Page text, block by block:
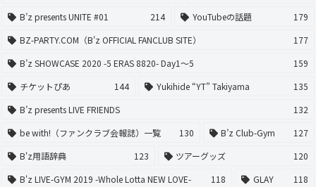
B’z presents UNITE #01
214 YouTubeの話題
179
BZ-PARTY.COM（B'z OFFICIAL FANCLUB SITE）
177
B’z SHOWCASE 2020 -5 ERAS 8820- Day1〜5
159
チケットぴあ
144 Yukihide “YT” Takiyama
135
B’z presents LIVE FRIENDS
132
be with!（ファンクラブ会報誌）一覧
130 B’z Club-Gym
127
B'z用語辞典
123 ツアーグッズ
120
B'z LIVE-GYM 2019 -Whole Lotta NEW LOVE-
118 GLAY
118